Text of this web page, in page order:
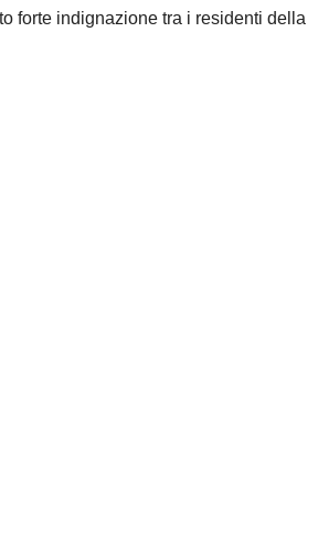
forte indignazione tra i residenti della